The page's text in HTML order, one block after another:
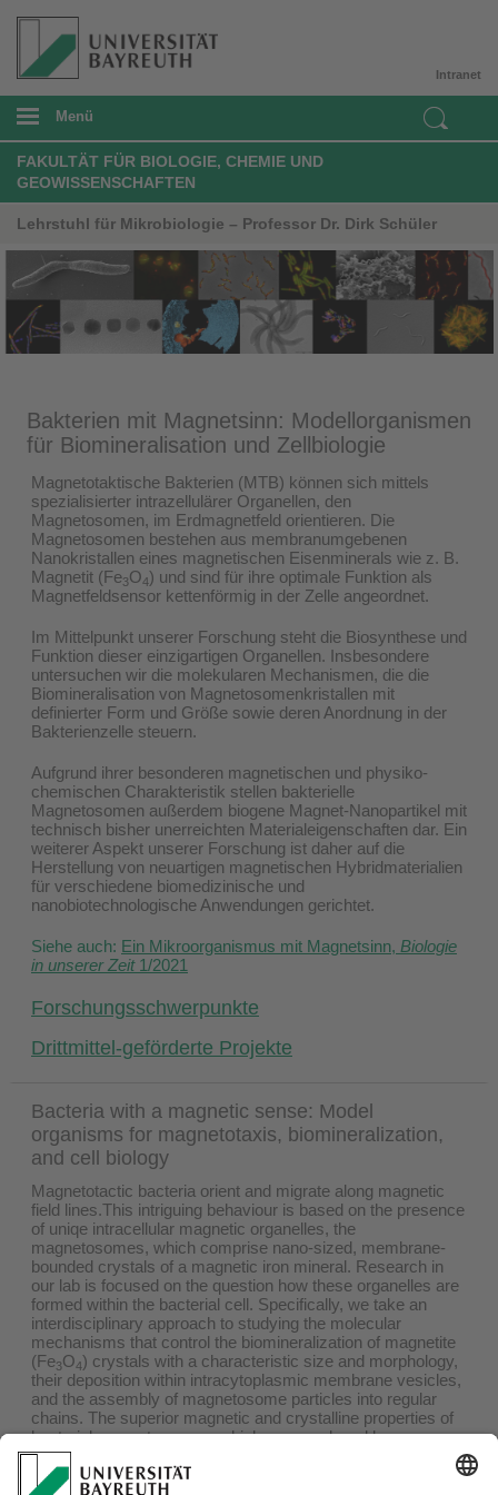
Intranet
Menü
FAKULTÄT FÜR BIOLOGIE, CHEMIE UND
GEOWISSENSCHAFTEN
Lehrstuhl für Mikrobiologie – Professor Dr. Dirk Schüler
Bakterien mit Magnetsinn: Modellorganismen
für Biomineralisation und Zellbiologie
Magnetotaktische Bakterien (MTB) können sich mittels
spezialisierter intrazellulärer Organellen, den
Magnetosomen, im Erdmagnetfeld orientieren. Die
Magnetosomen bestehen aus membranumgebenen
Nanokristallen eines magnetischen Eisenminerals wie z. B.
Magnetit (Fe3O4) und sind für ihre optimale Funktion als
Magnetfeldsensor kettenförmig in der Zelle angeordnet.
Im Mittelpunkt unserer Forschung steht die Biosynthese und
Funktion dieser einzigartigen Organellen. Insbesondere
untersuchen wir die molekularen Mechanismen, die die
Biomineralisation von Magnetosomenkristallen mit
definierter Form und Größe sowie deren Anordnung in der
Bakterienzelle steuern.
Aufgrund ihrer besonderen magnetischen und physiko-
chemischen Charakteristik stellen bakterielle
Magnetosomen außerdem biogene Magnet-Nanopartikel mit
technisch bisher unerreichten Materialeigenschaften dar. Ein
weiterer Aspekt unserer Forschung ist daher auf die
Herstellung von neuartigen magnetischen Hybridmaterialien
für verschiedene biomedizinische und
nanobiotechnologische Anwendungen gerichtet.
Siehe auch: Ein Mikroorganismus mit Magnetsinn, Biologie
in unserer Zeit1/2021
Forschungsschwerpunkte
Drittmittel-geförderte Projekte
Bacteria with a magnetic sense: Model
organisms for magnetotaxis, biomineralization,
and cell biology
Magnetotactic bacteria orient and migrate along magnetic
field lines.This intriguing behaviour is based on the presence
of uniqe intracellular magnetic organelles, the
magnetosomes, which comprise nano-sized, membrane-
bounded crystals of a magnetic iron mineral. Research in
our lab is focused on the question how these organelles are
formed within the bacterial cell. Specifically, we take an
interdisciplinary approach to studying the molecular
mechanisms that control the biomineralization of magnetite
(Fe3O4) crystals with a characteristic size and morphology,
their deposition within intracytoplasmic membrane vesicles,
and the assembly of magnetosome particles into regular
chains. The superior magnetic and crystalline properties of
bacterial magnetosomes, which are enveloped by a
biological membrane, make them useful as magnetic
nanoparticles with unique characteristics. We work on the